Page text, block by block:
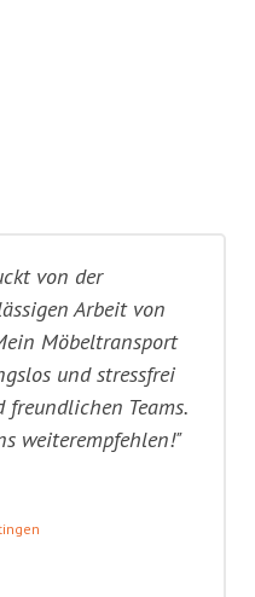
von der
Arbeit von
Möbeltransport
und stressfrei
Teams.
weiterempfehlen!"